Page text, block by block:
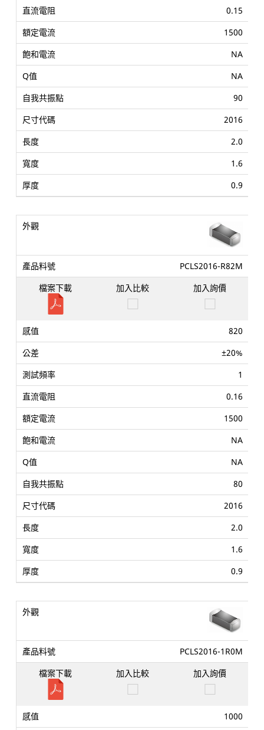
0.15
1500
NA
NA
90
2016
2.0
1.6
0.9
PCLS2016-R82M
820
±20%
1
0.16
1500
NA
NA
80
2016
2.0
1.6
0.9
PCLS2016-1R0M
1000